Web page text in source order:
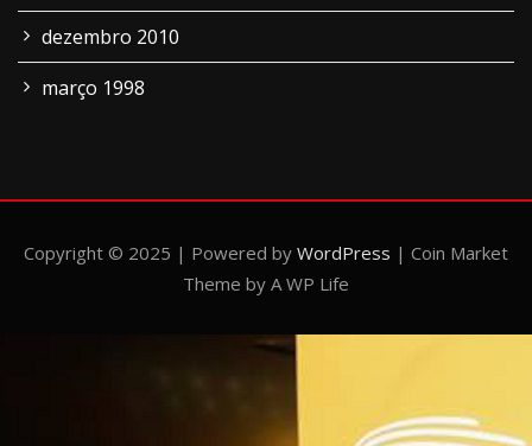
dezembro 2010
março 1998
Copyright © 2025 | Powered by WordPress | Coin Market
Theme by A WP Life